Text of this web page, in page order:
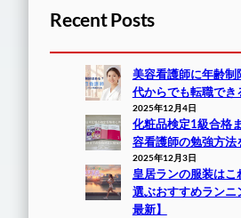
Recent Posts
美容看護師に年齢
代からでも転職でき
2025年12月4日
化粧品検定1級合格
容看護師の勉強方法
2025年12月3日
皇居ランの服装は
選ぶおすすめラン
最新】